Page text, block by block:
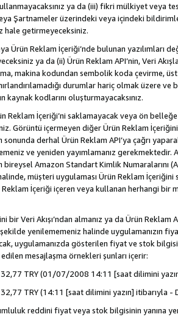
ya da (iii) fikri mülkiyet veya
Şartnameler üzerindeki veya içindeki
hale getirmeyeceksiniz.
Ürün Reklam İçeriği’nde bulunan
ya da (ii) Ürün Reklam API’nin, Veri
makina kodundan sembolik koda çevirme,
durumlar hariç olmak üzere
kaynak kodlarını oluşturmayacaksınız.
Reklam İçeriği’ni saklamayacak veya ön
Görüntü içermeyen diğer Ürün Reklam
derhal Ürün Reklam API’ya çağrı
ve yeniden yayımlamanız gerekmektedir.
bireysel Amazon Standart Kimlik Numaralarını
müşteri uygulaması Ürün Reklam
İçeriği içeren veya kullanan herhangi bir
bir Veri Akışı’ndan almanız ya da Ürün
yenilememeniz halinde uygulamanızın
uygulamanızda gösterilen fiyat ve stok
mesajlaşma örnekleri şunları içerir:
TRY (01/07/2008 14:11 [saat dilimini
TRY (14:11 [saat dilimini yazın] itibarıyla -
reddini fiyat veya stok bilgisinin yanına